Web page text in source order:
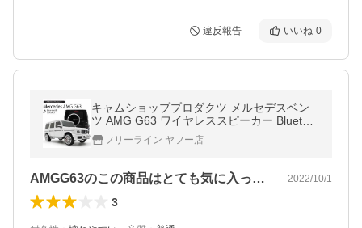
違反報告 いいね 0
キャムショッププロダクツ メルセデスベン
ツ AMG G63 ワイヤレススピーカー Bluetoot
h あすつく対応
フリーライン ヤフー店
AMGG63のこの商品はとても気に入っ… 2022/10/1
3